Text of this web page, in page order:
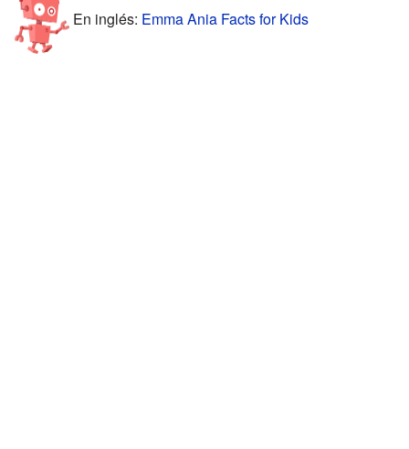
En inglés: Emma Ania Facts for Kids